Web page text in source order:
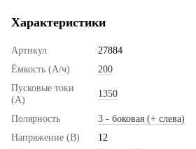
Характеристики
Артикул
27884
Ёмкость (А/ч)
200
Пусковые токи
(А)
1350
Полярность
3 - боковая (+ слева)
Напряжение (В)
12